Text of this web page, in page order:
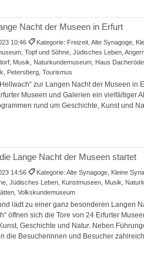
Nacht der Museen in Erfurt
10:46
Kategorie: Freizeit, Alte Synagoge,
Topf und Söhne, Jüdisches Leben,
Musik, Naturkundemuseum, Haus
Petersberg, Tourismus
zur Langen Nacht der Museen in
Museen und Galerien ein vielfältiger
rund um Geschichte, Kunst und
Lange Nacht der Museen startet
14:56
Kategorie: Alte Synagoge, Kleine
Jüdisches Leben, Kunstmuseen, Musik,
Volkskundemuseum
lädt zu einer ganz besonderen Langen
öffnen sich die Tore von 24 Erfurter
Geschichte und Natur. Neben
die Besucherinnen und Besucher